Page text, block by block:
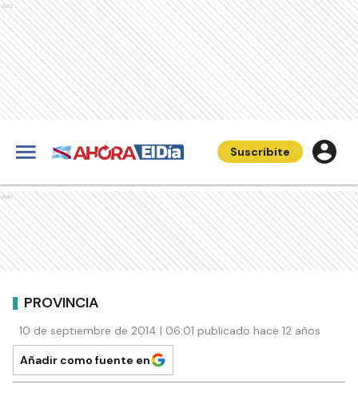
Ads
Suscribite
Ads
PROVINCIA
10 de septiembre de 2014 | 06:01 publicado hace 12 años
Añadir como fuente en